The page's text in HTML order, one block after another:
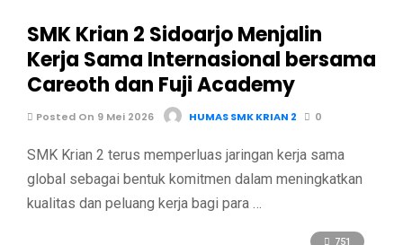
SMK Krian 2 Sidoarjo Menjalin
Kerja Sama Internasional bersama
Careoth dan Fuji Academy
Posted On 9 Mei 2026 HUMAS SMK KRIAN 2 0
SMK Krian 2 terus memperluas jaringan kerja sama
global sebagai bentuk komitmen dalam meningkatkan
kualitas dan peluang kerja bagi para …
751